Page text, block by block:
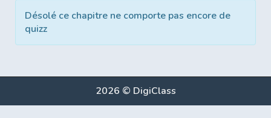
Désolé ce chapitre ne comporte pas encore de
quizz
2026 © DigiClass